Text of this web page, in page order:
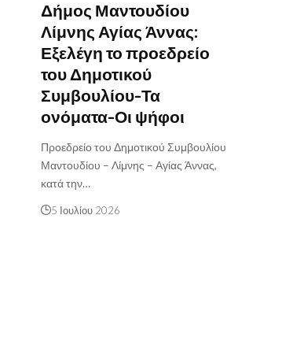
Δήμος Μαντουδίου
Λίμνης Αγίας Άννας:
Εξελέγη το προεδρείο
του Δημοτικού
Συμβουλίου-Τα
ονόματα-Οι ψήφοι
Προεδρείο του Δημοτικού Συμβουλίου
Μαντουδίου – Λίμνης – Αγίας Άννας,
κατά την…
5 Ιουλίου 2026